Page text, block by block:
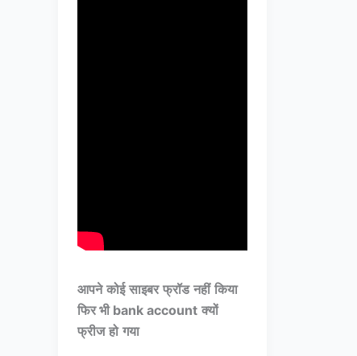
आपने कोई साइबर फ्रॉड नहीं किया
फिर भी bank account क्यों
फ्रीज हो गया